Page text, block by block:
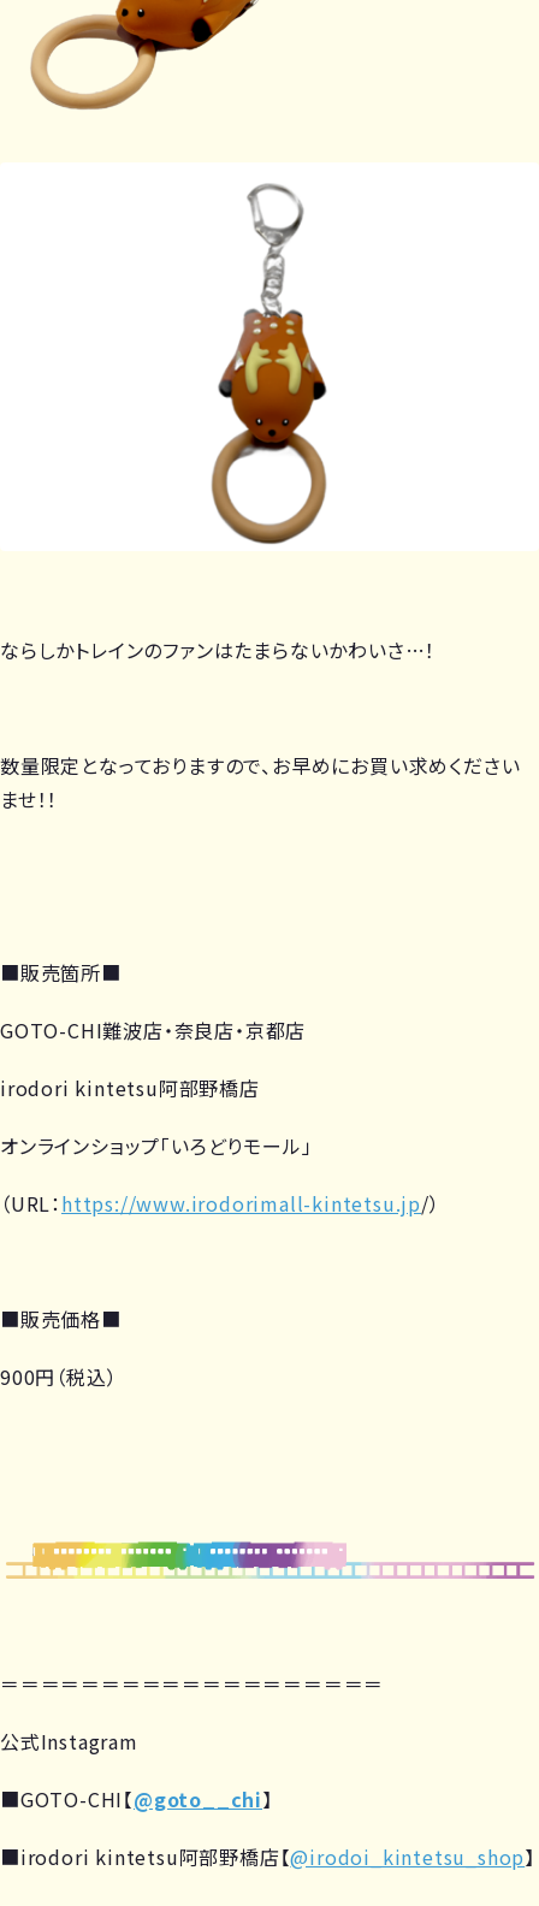
ならしかトレインのファンはたまらないかわいさ…！
数量限定となっておりますので、お早めにお買い求めください
ませ！！
■販売箇所■
GOTO-CHI難波店・奈良店・京都店
irodori kintetsu阿部野橋店
オンラインショップ「いろどりモール」
（URL：https://www.irodorimall-kintetsu.jp/）
■販売価格■
900円（税込）
＝＝＝＝＝＝＝＝＝＝＝＝＝＝＝＝＝＝＝
公式Instagram
■GOTO-CHI【@goto__chi】
■irodori kintetsu阿部野橋店【@irodoi_kintetsu_shop】